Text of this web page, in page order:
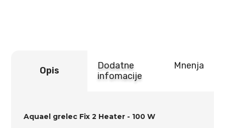
Opis
Dodatne
infomacije
Mnenja
Aquael grelec Fix 2 Heater - 100 W